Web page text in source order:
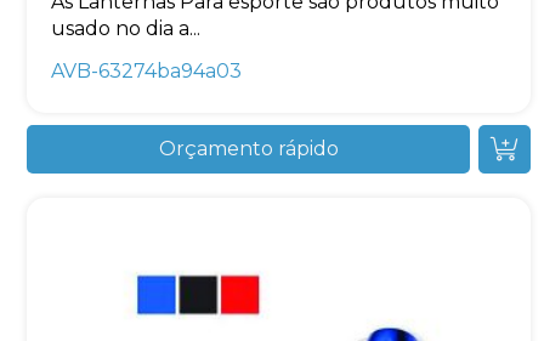
usado no dia a...
AVB-63274ba94a03
Orçamento rápido